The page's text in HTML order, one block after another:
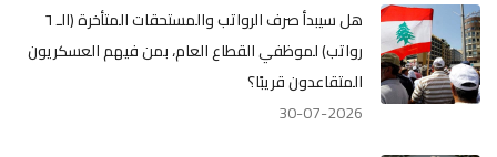
هل سيبدأ صرف الرواتب والمستحقات المتأخرة (الـ ٦
رواتب) لموظفي القطاع العام، بمن فيهم العسكريون
المتقاعدون قريبًا؟
30-07-2026